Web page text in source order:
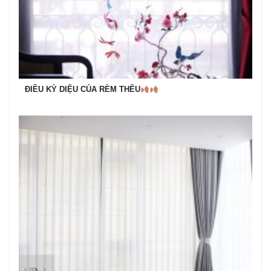
ĐIỀU KỲ DIỆU CỦA RÈM THÊU